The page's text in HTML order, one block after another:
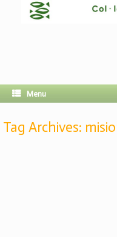
Menu
Tag Archives: